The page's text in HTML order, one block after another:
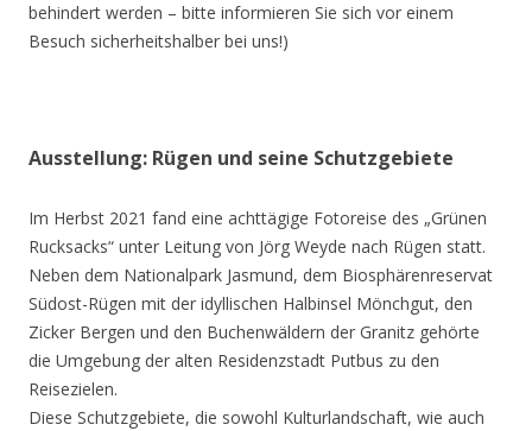
behindert werden – bitte informieren Sie sich vor einem
Besuch sicherheitshalber bei uns!)
Ausstellung: Rügen und seine Schutzgebiete
Im Herbst 2021 fand eine achttägige Fotoreise des „Grünen
Rucksacks“ unter Leitung von Jörg Weyde nach Rügen statt.
Neben dem Nationalpark Jasmund, dem Biosphärenreservat
Südost-Rügen mit der idyllischen Halbinsel Mönchgut, den
Zicker Bergen und den Buchenwäldern der Granitz gehörte
die Umgebung der alten Residenzstadt Putbus zu den
Reisezielen.
Diese Schutzgebiete, die sowohl Kulturlandschaft, wie auch